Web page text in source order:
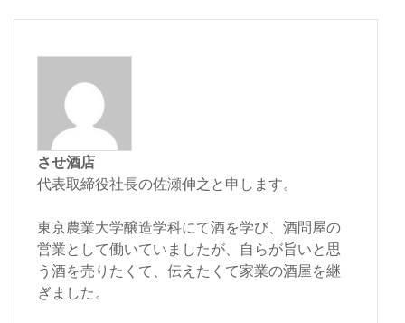
させ酒店
代表取締役社長の佐瀬伸之と申します。
東京農業大学醸造学科にて酒を学び、酒問屋の
営業として働いていましたが、自らが旨いと思
う酒を売りたくて、伝えたくて家業の酒屋を継
ぎました。